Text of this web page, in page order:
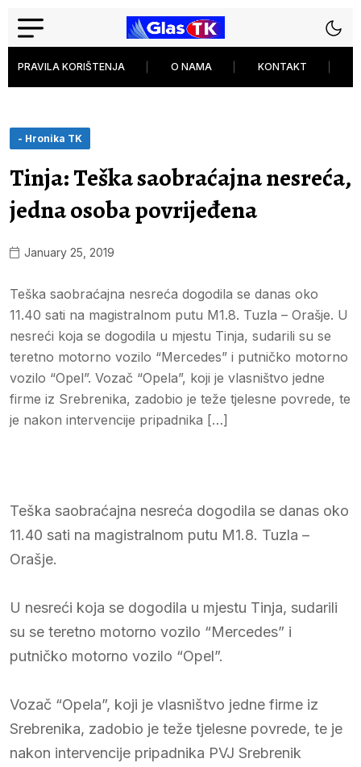
PRAVILA KORIŠTENJA O NAMA KONTAKT
- Hronika TK
Tinja: Teška saobraćajna nesreća,
jedna osoba povrijeđena
January 25, 2019
Teška saobraćajna nesreća dogodila se danas oko
11.40 sati na magistralnom putu M1.8. Tuzla – Orašje. U
nesreći koja se dogodila u mjestu Tinja, sudarili su se
teretno motorno vozilo “Mercedes” i putničko motorno
vozilo “Opel”. Vozač “Opela”, koji je vlasništvo jedne
firme iz Srebrenika, zadobio je teže tjelesne povrede, te
je nakon intervencije pripadnika […]
Teška saobraćajna nesreća dogodila se danas oko
11.40 sati na magistralnom putu M1.8. Tuzla –
Orašje.
U nesreći koja se dogodila u mjestu Tinja, sudarili
su se teretno motorno vozilo “Mercedes” i
putničko motorno vozilo “Opel”.
Vozač “Opela”, koji je vlasništvo jedne firme iz
Srebrenika, zadobio je teže tjelesne povrede, te je
nakon intervencije pripadnika PVJ Srebrenik